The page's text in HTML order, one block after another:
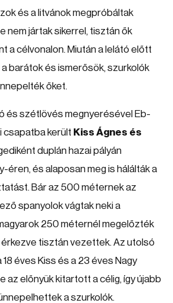
és a litvánok megpróbáltak
nem jártak sikerrel, tisztán ők
a célvonalon. Miután a lelátó előtt
a barátok és ismerősök, szurkolók
őket.
és szétlövés megnyerésével Eb-
csapatba került Kiss Ágnes és
duplán hazai pályán
éren, és alaposan meg is hálálták a
Bár az 500 méternek az
spanyolok vágtak neki a
250 méternél megelőzték
tisztán vezettek. Az utolsó
éves Kiss és a 23 éves Nagy
az előnyük kitartott a célig, így újabb
a szurkolók.